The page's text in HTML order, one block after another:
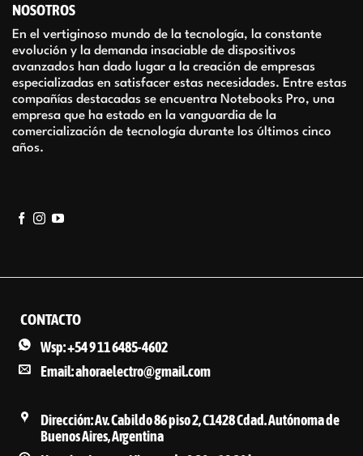
NOSOTROS
En el vertiginoso mundo de la tecnología, la constante
evolución y la demanda insaciable de dispositivos
avanzados han dado lugar a la creación de empresas
especializadas en satisfacer estas necesidades. Entre estas
compañías destacadas se encuentra Notebooks Pro, una
empresa que ha estado en la vanguardia de la
comercialización de tecnología durante los últimos cinco
años.
CONTACTO
Wsp: +54 9 11 6485-4602
Email: ahoraelectro@gmail.com
Dirección: Av. Cabildo 86 piso 2, C1428 Cdad. Autónoma de
Buenos Aires, Argentina